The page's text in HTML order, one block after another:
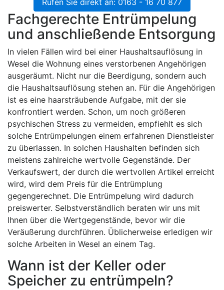
Rufen Sie direkt an: 0163 - 16 70 877
Fachgerechte Entrümpelung
und anschließende Entsorgung
In vielen Fällen wird bei einer Haushaltsauflösung in
Wesel die Wohnung eines verstorbenen Angehörigen
ausgeräumt. Nicht nur die Beerdigung, sondern auch
die Haushaltsauflösung stehen an. Für die Angehörigen
ist es eine haarsträubende Aufgabe, mit der sie
konfrontiert werden. Schon, um noch größeren
psychischen Stress zu vermeiden, empfiehlt es sich
solche Entrümpelungen einem erfahrenen Dienstleister
zu überlassen. In solchen Haushalten befinden sich
meistens zahlreiche wertvolle Gegenstände. Der
Verkaufswert, der durch die wertvollen Artikel erreicht
wird, wird dem Preis für die Entrümplung
gegengerechnet. Die Entrümpelung wird dadurch
preiswerter. Selbstverständlich beraten wir uns mit
Ihnen über die Wertgegenstände, bevor wir die
Veräußerung durchführen. Üblicherweise erledigen wir
solche Arbeiten in Wesel an einem Tag.
Wann ist der Keller oder
Speicher zu entrümpeln?